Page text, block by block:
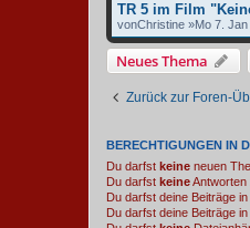
TR 5 im Film
vonChristine »Mo 7.
Neues Thema
Zurück zur Foren-
BERECHTIGUNGEN IN
Du darfst keine neuen
Du darfst keineAntworten
Du darfst deine Beiträge
Du darfst deine Beiträge